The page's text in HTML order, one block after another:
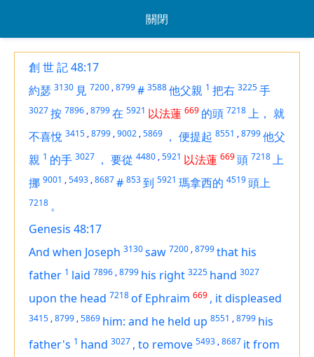
關閉
創 世 記 48:17
約瑟 3130 見 7200 ,8799# 3588他父親 1 把右 3225手
3027按 7896 ,8799在 5921 以法蓮 669 的頭 7218上， 就
不喜悅 3415 ,8799 ,9002 ,5869 ， 便提起 8551 ,8799他父
親 1 的手 3027 ， 要從 4480 ,5921 以法蓮 669頭 7218上
挪 9001 ,5493 ,8687# 853到 5921 瑪拿西的 4519頭上
7218 。
Genesis 48:17
And when Joseph 3130saw 7200 ,8799that his
father 1 laid 7896 ,8799 his right 3225 hand 3027
upon the head 7218of Ephraim 669 , it displeased
3415 ,8799 ,5869 him: and he held up 8551 ,8799 his
father's 1 hand 3027 , to remove 5493 ,8687 it from